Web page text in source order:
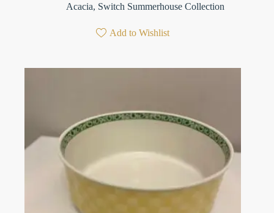
Acacia, Switch Summerhouse Collection
Add to Wishlist